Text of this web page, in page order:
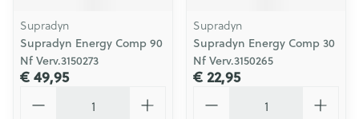
Supradyn
Supradyn Energy Comp 90
Nf Verv.3150273
€ 49,95
Supradyn
Supradyn Energy Comp 30
Nf Verv.3150265
€ 22,95